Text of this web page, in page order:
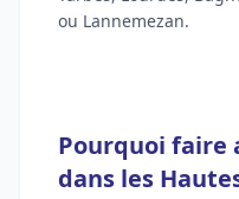
ou Lannemezan.
Pourquoi faire
dans les